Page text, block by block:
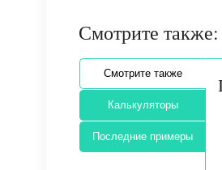
Смотрите также:
Смотрите также
Калькуляторы
Последние примеры